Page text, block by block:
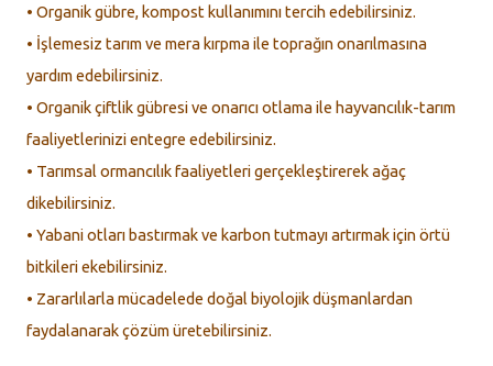
• Organik gübre, kompost kullanımını tercih edebilirsiniz.
• İşlemesiz tarım ve mera kırpma ile toprağın onarılmasına
yardım edebilirsiniz.
• Organik çiftlik gübresi ve onarıcı otlama ile hayvancılık-tarım
faaliyetlerinizi entegre edebilirsiniz.
• Tarımsal ormancılık faaliyetleri gerçekleştirerek ağaç
dikebilirsiniz.
• Yabani otları bastırmak ve karbon tutmayı artırmak için örtü
bitkileri ekebilirsiniz.
• Zararlılarla mücadelede doğal biyolojik düşmanlardan
faydalanarak çözüm üretebilirsiniz.